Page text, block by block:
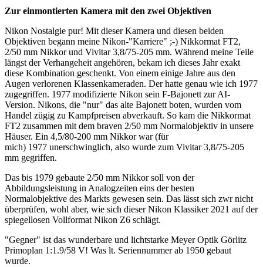
Zur einmontierten Kamera mit den zwei Objektiven
Nikon Nostalgie pur! Mit dieser Kamera und diesen beiden
Objektiven begann meine Nikon-"Karriere" ;-) Nikkormat FT2,
2/50 mm Nikkor und Vivitar 3,8/75-205 mm. Während meine Teile
längst der Verhangeheit angehören, bekam ich dieses Jahr exakt
diese Kombination geschenkt. Von einem einige Jahre aus den
Augen verlorenen Klassenkameraden. Der hatte genau wie ich 1977
zugegriffen. 1977 modifizierte Nikon sein F-Bajonett zur AI-
Version. Nikons, die "nur" das alte Bajonett boten, wurden vom
Handel zügig zu Kampfpreisen abverkauft. So kam die Nikkormat
FT2 zusammen mit dem braven 2/50 mm Normalobjektiv in unsere
Häuser. Ein 4,5/80-200 mm Nikkor war (für
mich) 1977 unerschwinglich, also wurde zum Vivitar 3,8/75-205
mm gegriffen.
Das bis 1979 gebaute 2/50 mm Nikkor soll von der
Abbildungsleistung in Analogzeiten eins der besten
Normalobjektive des Markts gewesen sein. Das lässt sich zwr nicht
überprüfen, wohl aber, wie sich dieser Nikon Klassiker 2021 auf der
spiegellosen Vollformat Nikon Z6 schlägt.
"Gegner" ist das wunderbare und lichtstarke Meyer Optik Görlitz
Primoplan 1:1.9/58 V! Was lt. Seriennummer ab 1950 gebaut
wurde.